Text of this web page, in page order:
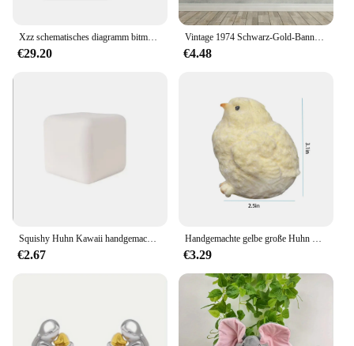
Xzz schematisches diagramm bitmap intelligente zeichnung karte für iphone ipad android tv schaltung integriertes diagramm bitmap als jcid zxw
€29.20
Vintage 1974 Schwarz-Gold-Banner-50. Geburtstags feier Dekorationen, Garten Event Hintergrund, klassische 1974 Party zubehör
€4.48
Squishy Huhn Kawaii handgemachte Silikon weich beflockt gelb Huhn Siegel weiches Huhn Kinder Geburtstags geschenk Spielzeug niedlichen matsch igen Küken
€2.67
Handgemachte gelbe große Huhn Plüsch Silikon matschig Kneifen Spielzeug niedlichen Henne Küken Taba Quetschen Spielzeug Fuzzy Release Hand Stress
€3.29